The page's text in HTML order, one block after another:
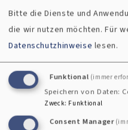
Bildrechte Janine Monat;
Bitte die Dienste und
die wir nutzen möchten.Für
Datenschutzhinweise lesen.
Funktional (immer
Speichern von Daten:
Zweck: Funktional
Consent Manager